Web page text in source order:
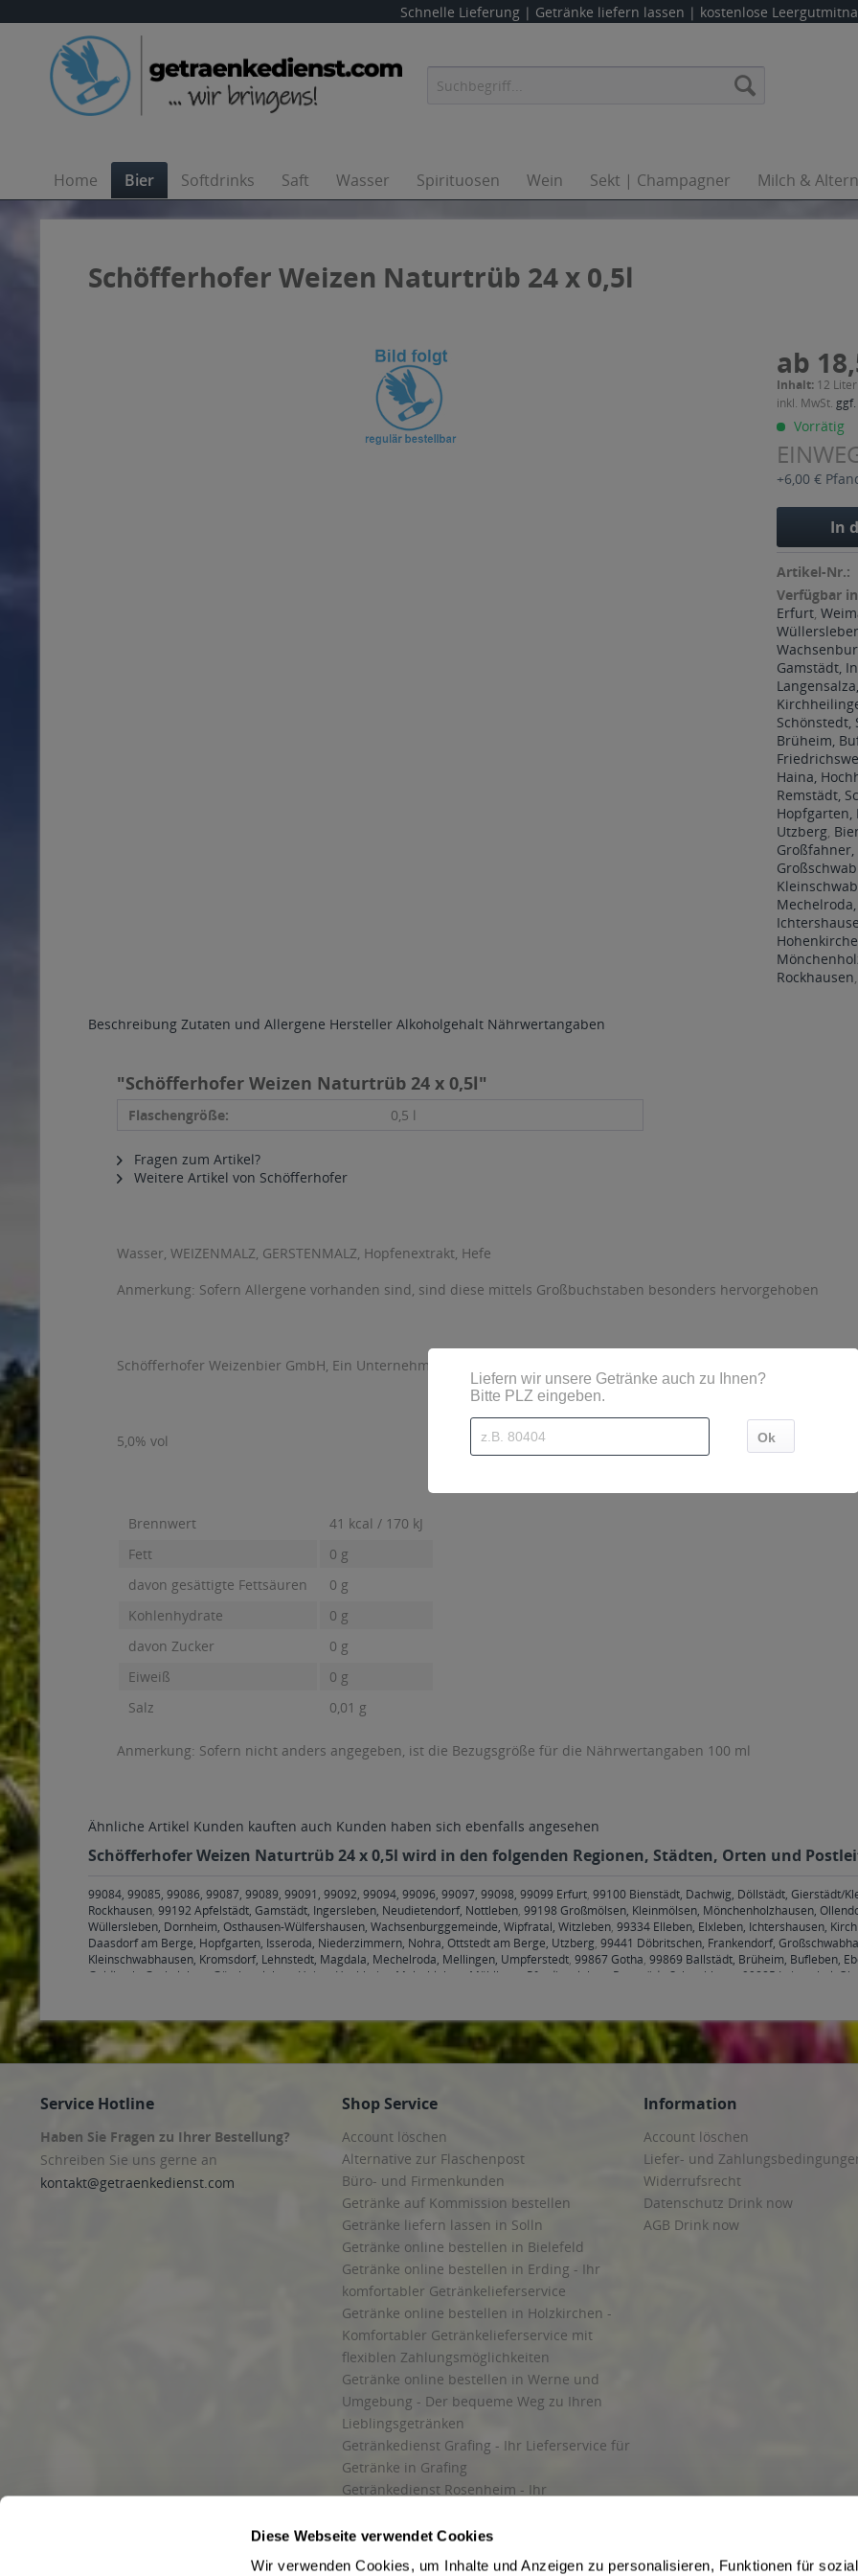
Diese Webseite verwendet Cookies
Wir verwenden Cookies, um Inhalte und Anzeigen zu personalisieren, Funktionen für
Schnelle Lieferung | Getränke liefern lassen | kostenlose
Home Bier Softdrinks Saft Wasser Spirituosen Wein Sekt | Champagner Milch &
Schöfferhofer Weizen Naturtrüb 24 x 0,5l
ab
Inhalt: 12
inkl. MwSt.
Vorrätig
+6,00 €
In
Artikel-Nr.:
Verfügbar
Erfurt,
Gamstädt,
Schönstedt,
Brüheim,
Haina,
Remstädt,
Hopfgarten,
Utzberg,
Rockhausen
Beschreibung Zutaten und Allergene Hersteller Alkoholgehalt Nährwertangaben
"Schöfferhofer Weizen Naturtrüb 24 x 0,5l"
Flaschengröße: 0,5 l
Fragen zum Artikel?
Weitere Artikel von Schöfferhofer
Wasser, WEIZENMALZ, GERSTENMALZ, Hopfenextrakt, Hefe
Anmerkung: Sofern Allergene vorhanden sind, sind diese mittels Großbuchstaben besonders hervorgehoben
Schöfferhofer Weizenbier GmbH, Ein Unternehmen der Radeberger Gruppe, Darmstädter Landstr. 185, 60598
5,0% vol
Brennwert
41 kcal / 170 kJ
Fett
0 g
davon gesättigte Fettsäuren
0 g
Kohlenhydrate
0 g
davon Zucker
0 g
Eiweiß
0 g
Salz
0,01 g
Anmerkung: Sofern nicht anders angegeben, ist die Bezugsgröße für die Nährwertangaben 100 ml
Ähnliche Artikel Kunden kauften auch Kunden haben sich ebenfalls angesehen
Schöfferhofer Weizen Naturtrüb 24 x 0,5l wird in den folgenden Regionen, Städten, Orten und
99084, 99085, 99086, 99087, 99089, 99091, 99092, 99094, 99096, 99097, 99098, 99099 Erfurt, 99100 Bienstädt, Dachwig, Döllstädt, Gierstädt/
Rockhausen, 99192 Apfelstädt, Gamstädt, Ingersleben, Neudietendorf, Nottleben, 99198 Großmölsen, Kleinmölsen, Mönchenholzhausen,
Wüllersleben, Dornheim, Osthausen-Wülfershausen, Wachsenburggemeinde, Wipfratal, Witzleben, 99334 Elleben, Elxleben, Ichtershausen,
Daasdorf am Berge, Hopfgarten, Isseroda, Niederzimmern, Nohra, Ottstedt am Berge, Utzberg, 99441 Döbritschen, Frankendorf,
Kleinschwabhausen, Kromsdorf, Lehnstedt, Magdala, Mechelroda, Mellingen, Umpferstedt, 99867 Gotha, 99869 Ballstädt, Brüheim, Bufleben,
Goldbach, Grabsleben, Günthersleben, Haina, Hochheim, Molschleben, Mühlberg, Pferdingsleben, Remstädt, Schwabhaus
99885 Luisenthal,
Service Hotline
Haben Sie Fragen zu Ihrer Bestellung?
Schreiben Sie uns gerne an
kontakt@getraenkedienst.com
Shop Service
Account löschen
Alternative zur Flaschenpost
Büro- und Firmenkunden
Getränke auf Kommission bestellen
Getränke liefern lassen in Solln
Getränke online bestellen in Bielefeld
Getränke online bestellen in Erding - Ihr
komfortabler Getränkelieferservice
Getränke online bestellen in Holzkirchen -
Komfortabler Getränkelieferservice mit
flexiblen Zahlungsmöglichkeiten
Getränke online bestellen in Werne und
Umgebung - Der bequeme Weg zu Ihren
Lieblingsgetränken
Getränkedienst Grafing - Ihr Lieferservice für
Getränke in Grafing
Getränkedienst Rosenheim - Ihr
und Umgebung
Getränkelieferung in Starnberg
Information
Account löschen
Liefer- und
Widerrufsrecht
Datenschutz Drink now
AGB Drink now